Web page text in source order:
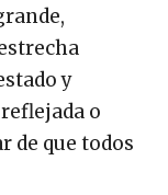
y
o
de que todos